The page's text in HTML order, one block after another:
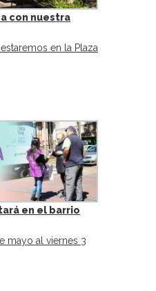
con nuestra
en la Plaza
en el barrio
mayo al viernes 3